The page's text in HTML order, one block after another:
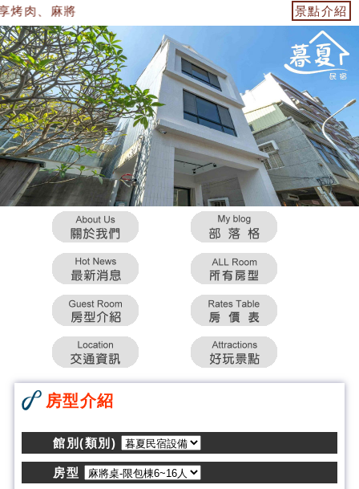
肉、麻將 景點介紹
房型介紹
館別(類別)
房型